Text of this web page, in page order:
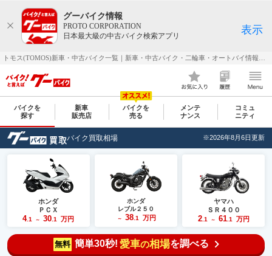
グーバイク情報
PROTO CORPORATION
日本最大級の中古バイク検索アプリ
表示
バイクを
探す
新車
販売店
バイクを
売る
メンテ
ナンス
コミュ
ニティ
バイク買取相場 ※2026年8月6日更新
ホンダ
ＰＣＸ
4.1 ～ 30 .1 万円
ホンダ
レブル２５０
～ 38.1 万円
ヤマハ
ＳＲ４００
2.1 ～ 61.1 万円
無料 簡単30秒! 愛車の相場を調べる